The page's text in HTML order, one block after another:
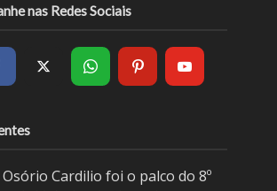
nas Redes Sociais
Cardilio foi o palco do 8º